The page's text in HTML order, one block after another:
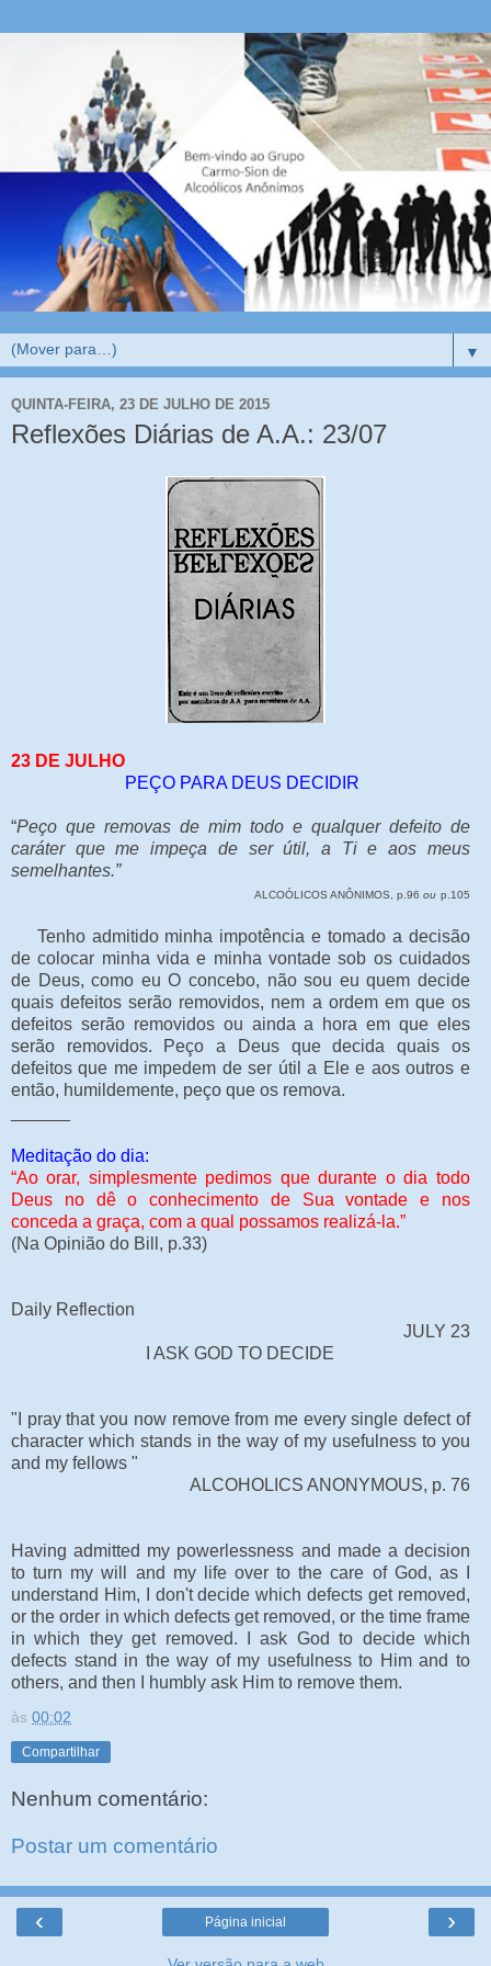
▼
QUINTA-FEIRA, 23 DE JULHO DE 2015
Reflexões Diárias de A.A.: 23/07
23 DE JULHO
PEÇO PARA DEUS DECIDIR
“Peço que removas de mim todo e qualquer defeito de
caráter que me impeça de ser útil, a Ti e aos meus
semelhantes.”
ALCOÓLICOS ANÔNIMOS, p.96 ou p.105
Tenho admitido minha impotência e tomado a decisão
de colocar minha vida e minha vontade sob os cuidados
de Deus, como eu O concebo, não sou eu quem decide
quais defeitos serão removidos, nem a ordem em que os
defeitos serão removidos ou ainda a hora em que eles
serão removidos. Peço a Deus que decida quais os
defeitos que me impedem de ser útil a Ele e aos outros e
então, humildemente, peço que os remova.
Meditação do dia:
“Ao orar, simplesmente pedimos que durante o dia todo
Deus no dê o conhecimento de Sua vontade e nos
conceda a graça, com a qual possamos realizá-la.”
(Na Opinião do Bill, p.33)
Daily Reflection
JULY 23
I ASK GOD TO DECIDE
"I pray that you now remove from me every single defect of
character which stands in the way of my usefulness to you
and my fellows "
ALCOHOLICS ANONYMOUS, p. 76
Having admitted my powerlessness and made a decision
to turn my will and my life over to the care of God, as I
understand Him, I don't decide which defects get removed,
or the order in which defects get removed, or the time frame
in which they get removed. I ask God to decide which
defects stand in the way of my usefulness to Him and to
others, and then I humbly ask Him to remove them.
às 00:02
Compartilhar
Nenhum comentário:
Postar um comentário
‹ ›
Página inicial